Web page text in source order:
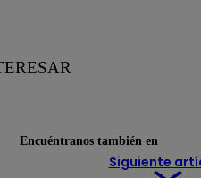
Siguiente
Encuéntranos también en